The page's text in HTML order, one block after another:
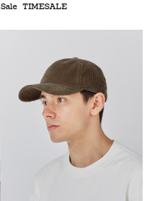
Sale TIMESALE